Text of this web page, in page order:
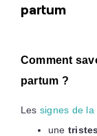
partum
Comment
partum ?
Les signes de la
une